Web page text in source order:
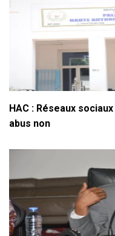
HAC : Réseaux
abus non